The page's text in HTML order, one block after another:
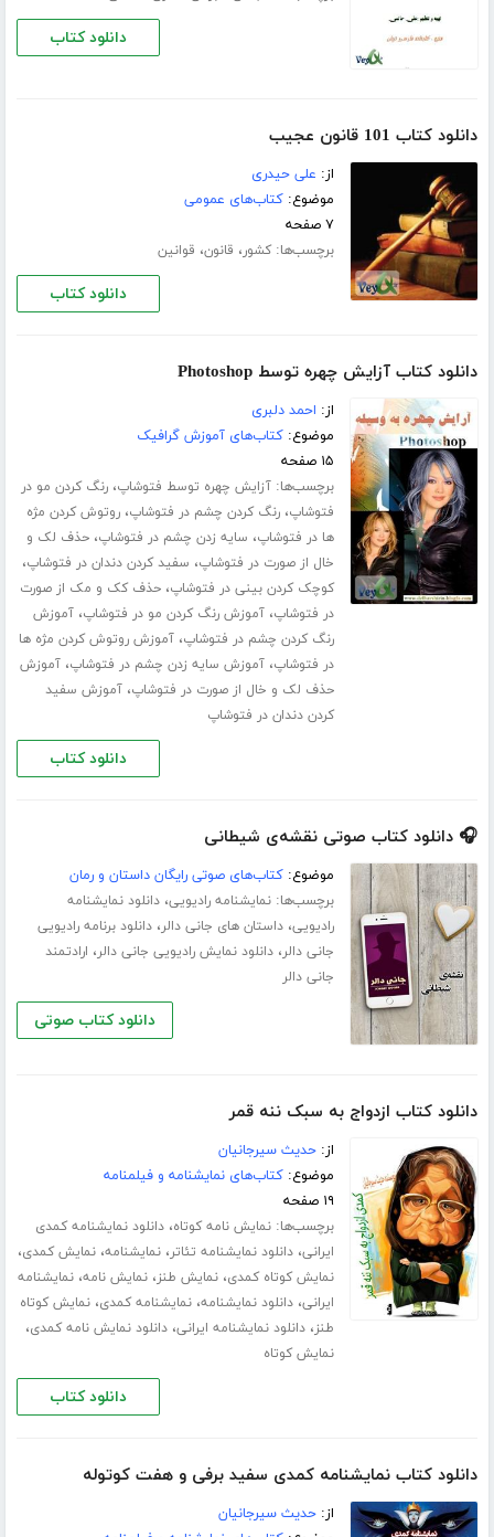
دانلود کتاب
دانلود کتاب 101 قانون عجیب
از: علی حیدری
موضوع:کتاب‌های عمومی
۷ صفحه
برچسب‌ها:کشور، قانون، قوانین
دانلود کتاب
دانلود کتاب آزایش چهره توسط Photoshop
از: احمد دلبری
موضوع:کتاب‌های آموزش گرافیک
۱۵ صفحه
برچسب‌ها:آزایش چهره توسط فتوشاپ،رنگ کردن مو در
فتوشاپ،رنگ کردن چشم در فتوشاپ،روتوش کردن مژه
ها در فتوشاپ، سایه زدن چشم در فتوشاپ،حذف لک و
خال از صورت در فتوشاپ، سفید کردن دندان در فتوشاپ،
کوچک کردن بینی در فتوشاپ،حذف کک و مک از صورت
در فتوشاپ،آموزش رنگ کردن مو در فتوشاپ،آموزش
رنگ کردن چشم در فتوشاپ،آموزش روتوش کردن مژه ها
در فتوشاپ،آموزش سایه زدن چشم در فتوشاپ،آموزش
حذف لک و خال از صورت در فتوشاپ،آموزش سفید
کردن دندان در فتوشاپ
دانلود کتاب
🎧 دانلود کتاب صوتی نقشه‌ی شیطانی
موضوع:کتاب‌های صوتی رایگان داستان و رمان
برچسب‌ها:نمایشنامه رادیویی،دانلود نمایشنامه
رادیویی،داستان های جانی دالر،دانلود برنامه رادیویی
جانی دالر،دانلود نمایش رادیویی جانی دالر، ارادتمند
جانی دالر
دانلود کتاب صوتی
دانلود کتاب ازدواج به سبک ننه قمر
از:حدیث سیرجانیان
موضوع:کتاب‌های نمایشنامه و فیلمنامه
۱۹ صفحه
برچسب‌ها:نمایش نامه کوتاه،دانلود نمایشنامه کمدی
ایرانی،دانلود نمایشنامه تئاتر،نمایشنامه،نمایش کمدی،
نمایش کوتاه کمدی،نمایش طنز،نمایش نامه،نمایشنامه
ایرانی،دانلود نمایشنامه،نمایشنامه کمدی،نمایش کوتاه
طنز،دانلود نمایشنامه ایرانی،دانلود نمایش نامه کمدی،
نمایش کوتاه
دانلود کتاب
دانلود کتاب نمایشنامه کمدی سفید برفی و هفت کوتوله
از:حدیث سیرجانیان